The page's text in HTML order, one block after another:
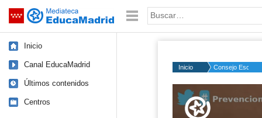
Saltar navegación Palabra o frase:
Inicio
Canal EducaMadrid
Últimos contenidos
Centros
Inicio Consejo Escolar
Volume
50%